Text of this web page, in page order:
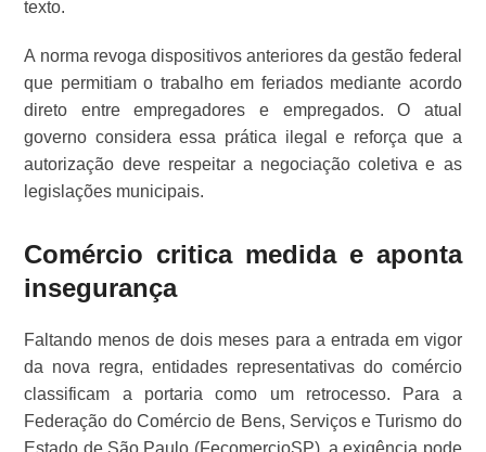
texto.
A norma revoga dispositivos anteriores da gestão federal
que permitiam o trabalho em feriados mediante acordo
direto entre empregadores e empregados. O atual
governo considera essa prática ilegal e reforça que a
autorização deve respeitar a negociação coletiva e as
legislações municipais.
Comércio critica medida e aponta
insegurança
Faltando menos de dois meses para a entrada em vigor
da nova regra, entidades representativas do comércio
classificam a portaria como um retrocesso. Para a
Federação do Comércio de Bens, Serviços e Turismo do